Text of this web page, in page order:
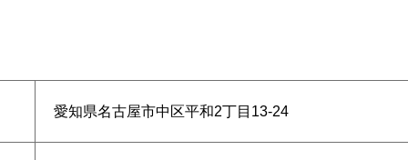
愛知県名古屋市中区平和2丁目13-24